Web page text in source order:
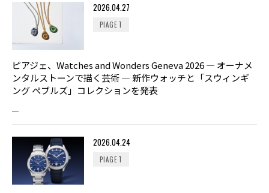
2026.04.27
PIAGET
ピアジェ、Watches and Wonders Geneva 2026 ― オーナメ
ンタルストーンで描く芸術 ― 新作ウォッチと「スウィンギ
ング ぺブルズ」コレクションを発表
2026.04.24
PIAGET